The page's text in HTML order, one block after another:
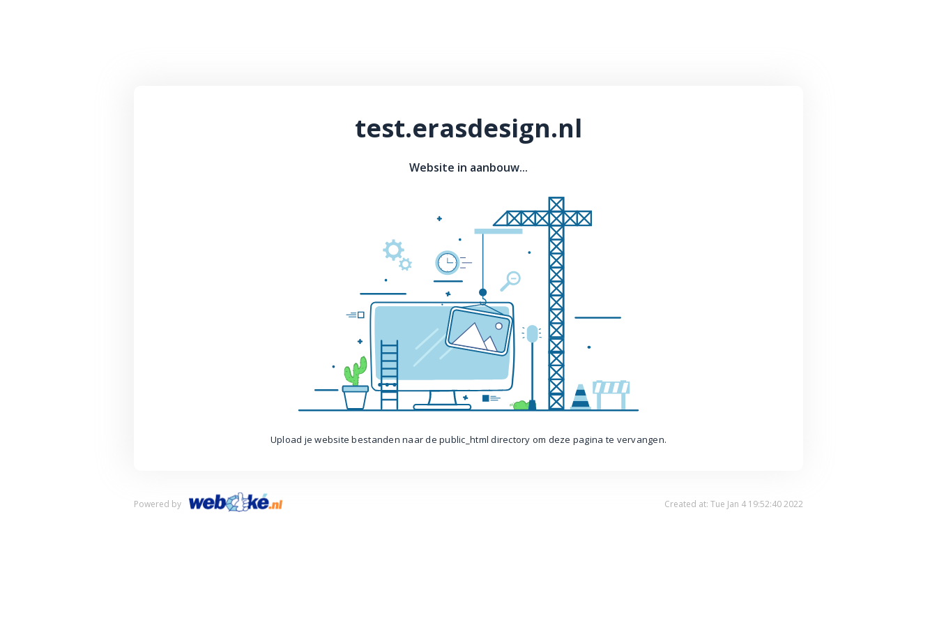
test.erasdesign.nl
Website in aanbouw...
Upload je website bestanden naar de public_html directory om deze pagina te vervangen.
Powered by Created at: Tue Jan 4 19:52:40 2022